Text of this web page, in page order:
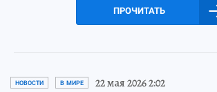
ПРОЧИТАТЬ
НОВОСТИ В МИРЕ 22 мая 2026 2:02